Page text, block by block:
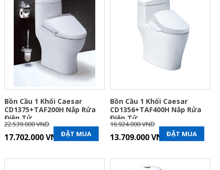
Bồn Cầu 1 Khối Caesar
CD1375+TAF200H Nắp Rửa
Điện Tử
22.539.000 VNĐ
17.702.000 VNĐĐẶT MUA
Bồn Cầu 1 Khối Caesar
CD1356+TAF400H Nắp Rửa
Điện Tử
16.924.000 VNĐ
13.709.000 VNĐĐẶT MUA